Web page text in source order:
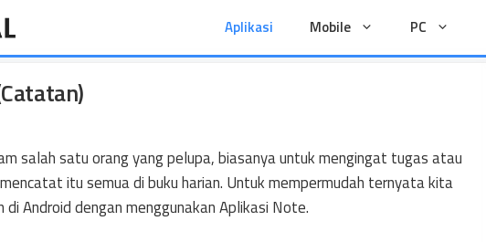
Aplikasi Mobile PC
salah satu orang yang pelupa, biasanya untuk mengingat tugas atau
itu semua di buku harian. Untuk mempermudah ternyata kita
Android dengan menggunakan Aplikasi Note.